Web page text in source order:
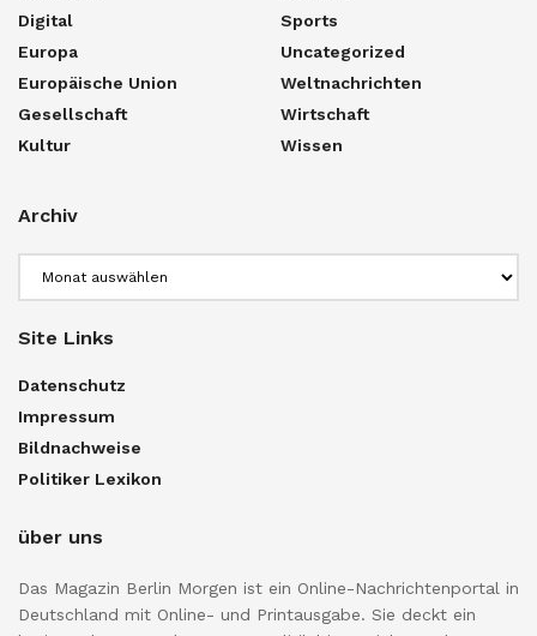
Digital
Europa
Europäische Union
Gesellschaft
Kultur
Sports
Uncategorized
Weltnachrichten
Wirtschaft
Wissen
Archiv
Site Links
Datenschutz
Impressum
Bildnachweise
Politiker Lexikon
über uns
Das Magazin Berlin Morgen ist ein Online-Nachrichtenportal in
Deutschland mit Online- und Printausgabe. Sie deckt ein